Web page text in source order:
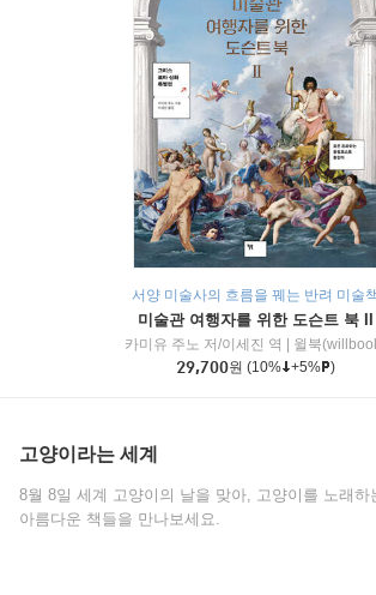
서양 미술사의 흐름을 꿰는 반려 미술
미술관 여행자를 위한 도슨트 북 II
카미유 주노 저/이세진 역
윌북
29,700원 (10% +5% )
고양이라는 세계
8월 8일 세계 고양이의 날을 맞아, 고양이를 노래하
아름다운 책들을 만나보세요.